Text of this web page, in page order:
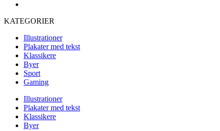
KATEGORIER
Illustrationer
Plakater med tekst
Klassikere
Byer
Sport
Gaming
Illustrationer
Plakater med tekst
Klassikere
Byer